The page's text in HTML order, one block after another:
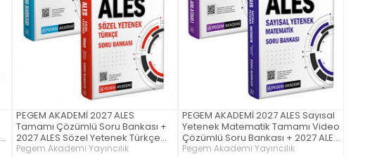
PEGEM AKADEMİ 2027 ALES
Tamamı Çözümlü Soru Bankası +
2027 ALES Sözel Yetenek Türkçe
Tamamı Çözümlü Soru Bankası
Pegem Akademi Yayıncılık
PEGEM AKADEMİ 2027 ALES Sayısal
Yetenek Matematik Tamamı Video
Çözümlü Soru Bankası + 2027 ALES
Konu Anlatımlı (Video Ders
Pegem Akademi Yayıncılık